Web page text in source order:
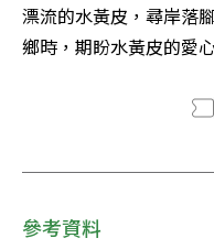
漂流的水黃皮，尋岸落
鄉時，期盼水黃皮的愛
參考資料